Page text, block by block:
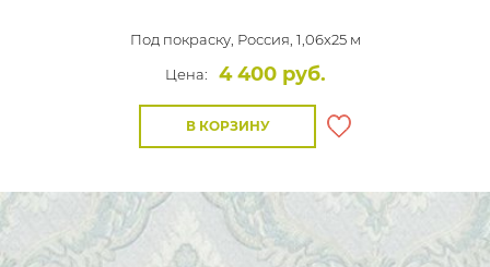
Под покраску, Россия, 1,06x25 м
Цена:
4 400 руб.
В КОРЗИНУ